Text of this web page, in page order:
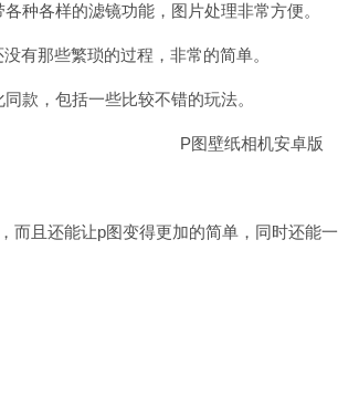
种各样的滤镜功能，图片处理非常方便。
有那些繁琐的过程，非常的简单。
款，包括一些比较不错的玩法。
而且还能让p图变得更加的简单，同时还能